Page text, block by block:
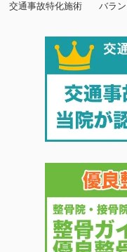
交通事故特化施術
バラ